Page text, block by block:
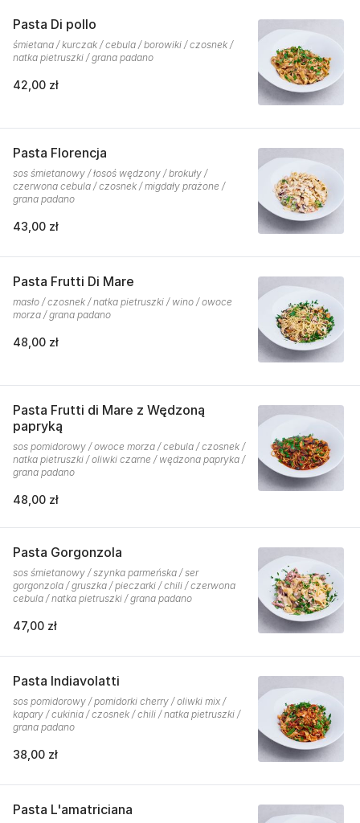
Pasta Di pollo
śmietana / kurczak / cebula / borowiki / czosnek /
natka pietruszki / grana padano
42,00 zł
Pasta Florencja
sos śmietanowy / łosoś wędzony / brokuły /
czerwona cebula / czosnek / migdały prażone /
grana padano
43,00 zł
Pasta Frutti Di Mare
masło / czosnek / natka pietruszki / wino / owoce
morza / grana padano
48,00 zł
Pasta Frutti di Mare z Wędzoną
papryką
sos pomidorowy / owoce morza / cebula / czosnek /
natka pietruszki / oliwki czarne / wędzona papryka /
grana padano
48,00 zł
Pasta Gorgonzola
sos śmietanowy / szynka parmeńska / ser
gorgonzola / gruszka / pieczarki / chili / czerwona
cebula / natka pietruszki / grana padano
47,00 zł
Pasta Indiavolatti
sos pomidorowy / pomidorki cherry / oliwki mix /
kapary / cukinia / czosnek / chili / natka pietruszki /
grana padano
38,00 zł
Pasta L'amatriciana